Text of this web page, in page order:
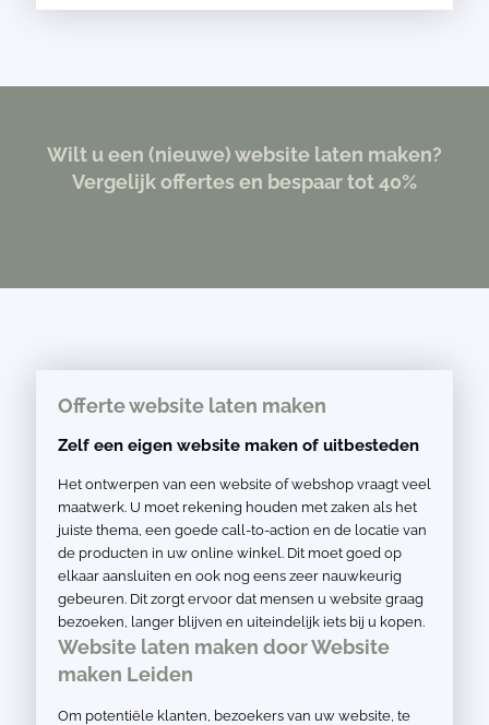
Wilt u een (nieuwe) website laten maken?
Vergelijk offertes en bespaar tot 40%
Offerte website laten maken
Zelf een eigen website maken of uitbesteden
Het ontwerpen van een website of webshop vraagt veel
maatwerk. U moet rekening houden met zaken als het
juiste thema, een goede call-to-action en de locatie van
de producten in uw online winkel. Dit moet goed op
elkaar aansluiten en ook nog eens zeer nauwkeurig
gebeuren. Dit zorgt ervoor dat mensen u website graag
bezoeken, langer blijven en uiteindelijk iets bij u kopen.
Website laten maken door Website
maken Leiden
Om potentiële klanten, bezoekers van uw website, te